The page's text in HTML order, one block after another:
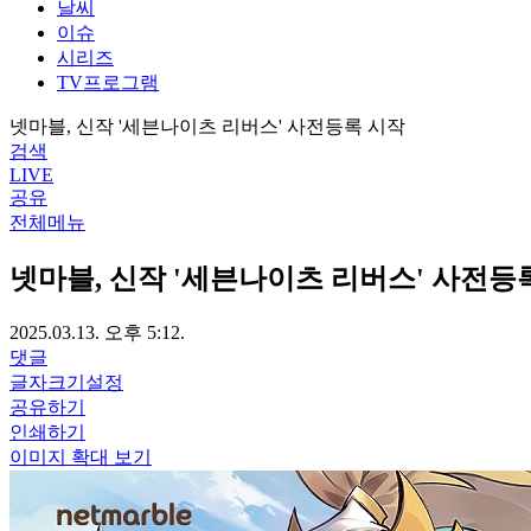
날씨
이슈
시리즈
TV프로그램
넷마블, 신작 '세븐나이츠 리버스' 사전등록 시작
검색
LIVE
공유
전체메뉴
넷마블, 신작 '세븐나이츠 리버스' 사전등
2025.03.13. 오후 5:12.
댓글
글자크기설정
공유하기
인쇄하기
이미지 확대 보기